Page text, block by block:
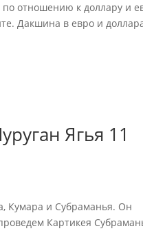
по отношению к доллару и
Дакшина в евро и
Ягья 11
Кумара и Субраманья. Он
Картикея